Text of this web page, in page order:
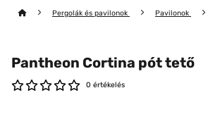
Pergolák és pavilonok Pavilonok
Pantheon Cortina pót tető
0 értékelés